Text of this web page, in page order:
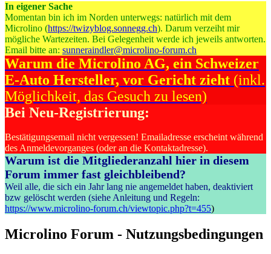
In eigener Sache
Momentan bin ich im Norden unterwegs: natürlich mit dem
Microlino (https://twizyblog.sonnegg.ch). Darum verzeiht mir
mögliche Wartezeiten. Bei Gelegenheit werde ich jeweils antworten.
Email bitte an: sunneraindler@microlino-forum.ch
Warum die Microlino AG, ein Schweizer
E-Auto Hersteller, vor Gericht zieht (inkl.
Möglichkeit, das Gesuch zu lesen)
Bei Neu-Registrierung:
Bestätigungsemail nicht vergessen! Emailadresse erscheint während
des Anmeldevorganges (oder an die Kontaktadresse).
Warum ist die Mitgliederanzahl hier in diesem
Forum immer fast gleichbleibend?
Weil alle, die sich ein Jahr lang nie angemeldet haben, deaktiviert
bzw gelöscht werden (siehe Anleitung und Regeln:
https://www.microlino-forum.ch/viewtopic.php?t=455)
Microlino Forum - Nutzungsbedingungen